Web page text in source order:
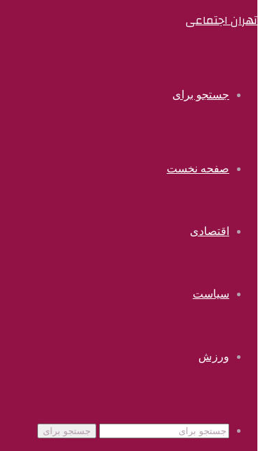
تهران اجتماعی
جستجو برای
صفحه نخست
اقتصادی
سیاست
ورزش
جستجو برای